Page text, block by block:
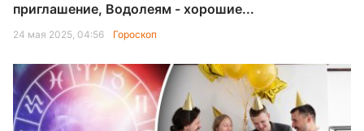
приглашение, Водолеям - хорошие...
24 мая 2025, 04:56 Гороскоп